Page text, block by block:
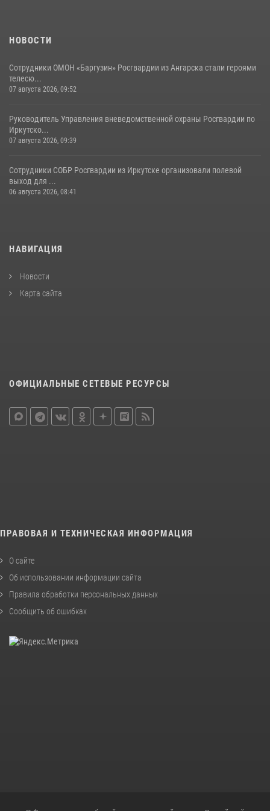
НОВОСТИ
Сотрудники ОМОН «Баргузин» Росгвардии из Ангарска стали героями
телесю...
07 августа 2026, 09:52
Руководитель Управления вневедомственной охраны Росгвардии по
Иркутско...
07 августа 2026, 09:39
Сотрудники СОБР Росгвардии из Иркутске организовали полевой
выход для ...
06 августа 2026, 08:41
НАВИГАЦИЯ
Новости
Карта сайта
ОФИЦИАЛЬНЫЕ СЕТЕВЫЕ РЕСУРСЫ
ПРАВОВАЯ И ТЕХНИЧЕСКАЯ ИНФОРМАЦИЯ
О сайте
Об использовании информации сайта
Правила обработки персональных данных
Сообщить об ошибках